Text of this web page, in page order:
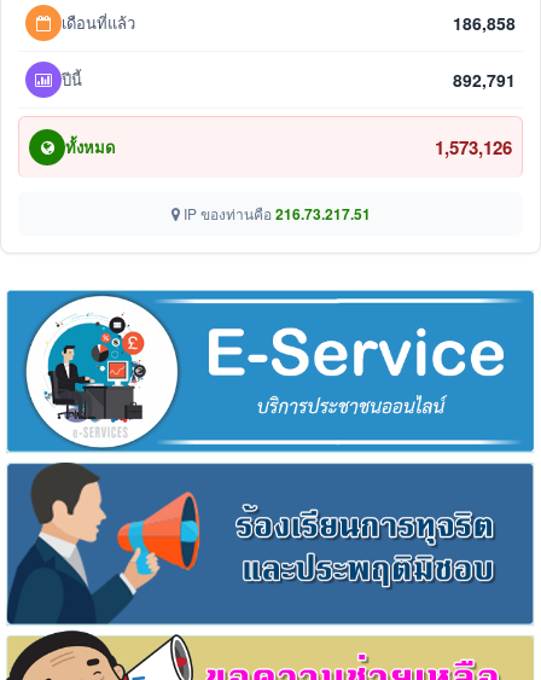
เดือนที่แล้ว 186,858
ปีนี้ 892,791
ทั้งหมด 1,573,126
IP ของท่านคือ 216.73.217.51